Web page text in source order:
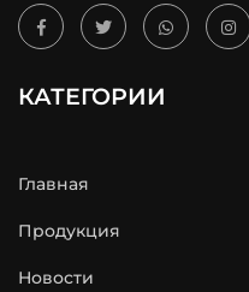
КАТЕГОРИИ
Главная
Продукция
Новости